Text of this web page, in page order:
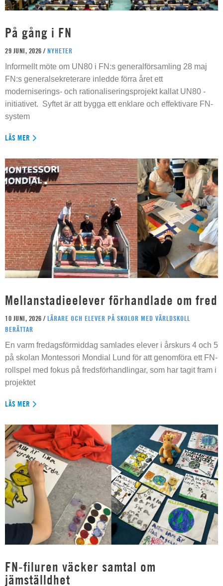
På gång i FN
29 JUNI, 2026 / NYHETER
Informellt möte om UN80 i FN:s generalförsamling 28 maj
FN:s generalsekreterare inledde förra året ett
moderniserings- och rationaliseringsprojekt kallat UN80 -
initiativet. Syftet är att bygga ett enklare och effektivare FN-
system
LÄS MER
Mellanstadieelever förhandlade om fred
10 JUNI, 2026 / LÄRARE OCH ELEVER PÅ SKOLOR MED VÄRLDSKOLL
BERÄTTAR
En varm fredagsförmiddag samlades elever i årskurs 4 och 5
på skolan Montessori Mondial Lund för att genomföra ett FN-
rollspel med fokus på fredsförhandlingar, som har tagit fram i
projektet
LÄS MER
FN-filuren väcker samtal om
jämställdhet